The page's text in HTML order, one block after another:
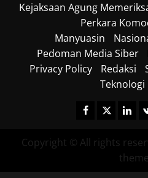
Kejaksaan Agung
Perkara
Manyuasin
Pedoman Media Siber
Privacy Policy
Redaksi
Teknologi
Facebook
Twitter
Copyright © All rights